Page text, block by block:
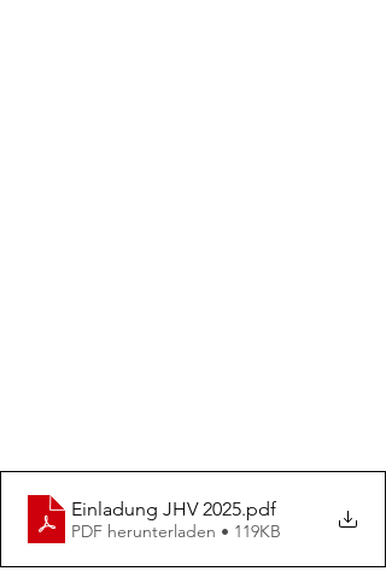
Einladung JHV 2025.pdf
PDF herunterladen • 119KB